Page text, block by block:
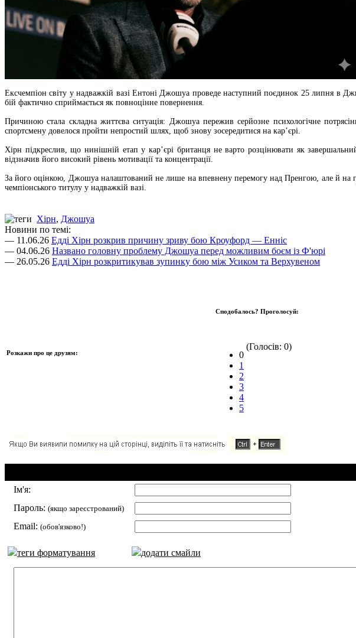
Ексчемпіон світу у надважкій вазі Ентоні Джошуа проведе наступний поєдинок 25 липня в
бій фактично сприймається як повноцінне повернення.
Причиною стала складна життєва ситуація: Джошуа пережив серйозне психологічне
спортсмену довелося пройти непростий шлях, щоб знову зосередитися на кар’єрі.
Хірн підкреслив, що нинішній етап у кар’єрі британця не варто розцінювати як
відзначив його високий рівень мотивації та концентрації.
За його оцінкою, Джошуа налаштований не лише на впевнену перемогу над Пренгою, але й на
чемпіонського титулу у надважкій вазі.
Хірн, Джошуа
Новини по темі:
— 11.06.26 Едді Хірн розкрив причину зриву бою Кроуфорд — Енніс
— 04.06.26 Названо головну проблему Джошуа перед можливим боєм із Ф'юрі
— 26.05.26 Едді Хірн розкритикував зупинку бою між Усиком та Верхувеном
Розкажи про це друзям:
Сподобалось? Проголосуй:
0
1
2
3
4
5
(Голосів: 0)
Ім'я:
Пароль: (якщо зареєстрований)
Email: (обов'язково!)
теги форматування додати смайли